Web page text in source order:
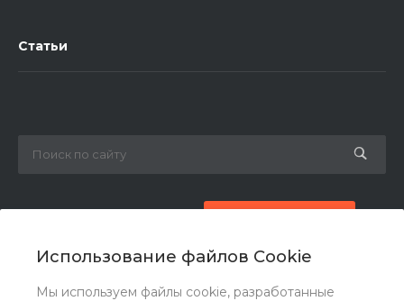
Использование файлов Cookie
Мы используем файлы cookie, разработанные
Статьи
zakaz@ogk-opora.ru